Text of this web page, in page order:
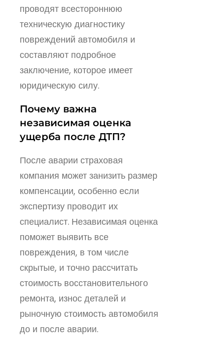
проводят всестороннюю
техническую диагностику
повреждений автомобиля и
составляют подробное
заключение, которое имеет
юридическую силу.
Почему важна
независимая оценка
ущерба после ДТП?
После аварии страховая
компания может занизить размер
компенсации, особенно если
экспертизу проводит их
специалист. Независимая оценка
поможет выявить все
повреждения, в том числе
скрытые, и точно рассчитать
стоимость восстановительного
ремонта, износ деталей и
рыночную стоимость автомобиля
до и после аварии.